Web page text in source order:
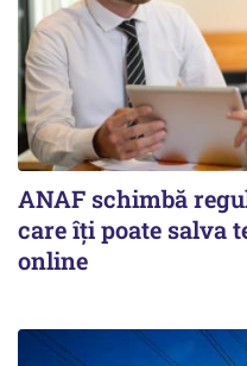
ANAF schimbă
care îți poate salva
online